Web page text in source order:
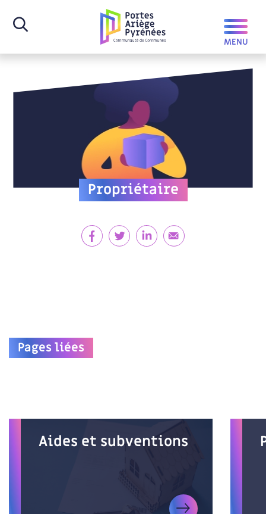
Propriétaire
Pages liées
Aides et subventions